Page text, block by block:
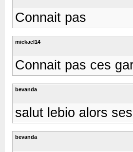
Connait pas
mickael14
Connait pas ces
bevanda
salut lebio alors
bevanda